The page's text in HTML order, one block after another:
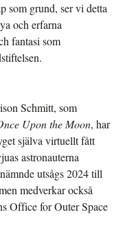
som grund, ser vi detta
och erfarna
fantasi som
Schmitt, som
Upon the Moon, har
själva virtuellt fått
astronauterna
utsågs 2024 till
medverkar också
Office for Outer Space